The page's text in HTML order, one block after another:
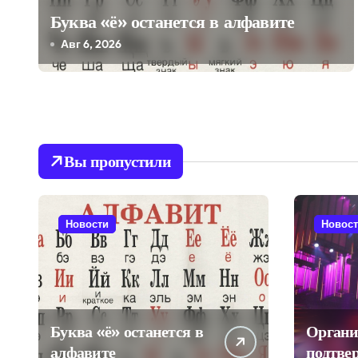
п
а
п
с
я
м
Буква «ё» останется в алфавите
Авг 6, 2026
Вы пропустили
Новости
Буква «ё» останется в
алфавите